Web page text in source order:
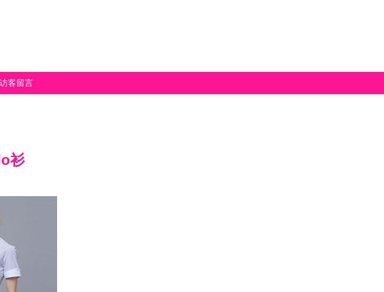
访客留言
衫